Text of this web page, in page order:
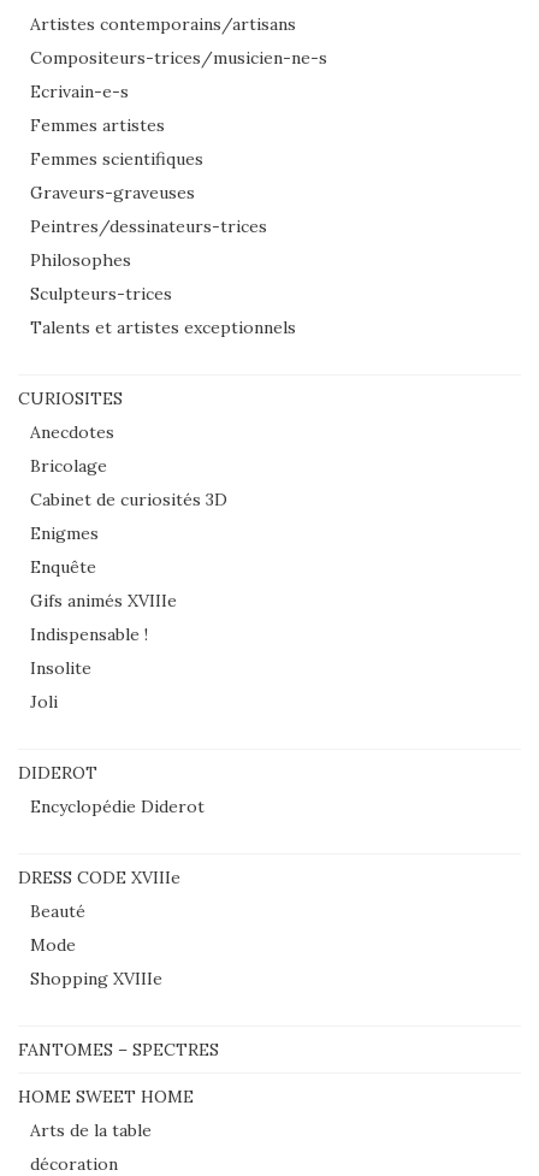
Artistes contemporains/artisans
Compositeurs-trices/musicien-ne-s
Ecrivain-e-s
Femmes artistes
Femmes scientifiques
Graveurs-graveuses
Peintres/dessinateurs-trices
Philosophes
Sculpteurs-trices
Talents et artistes exceptionnels
CURIOSITES
Anecdotes
Bricolage
Cabinet de curiosités 3D
Enigmes
Enquête
Gifs animés XVIIIe
Indispensable !
Insolite
Joli
DIDEROT
Encyclopédie Diderot
DRESS CODE XVIIIe
Beauté
Mode
Shopping XVIIIe
FANTOMES – SPECTRES
HOME SWEET HOME
Arts de la table
décoration